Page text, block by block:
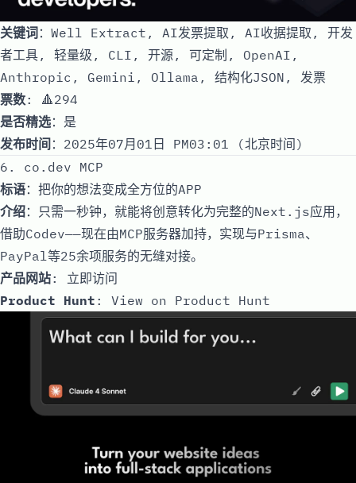
关键词：Well Extract, AI发票提取, AI收据提取, 开发
者工具, 轻量级, CLI, 开源, 可定制, OpenAI,
Anthropic, Gemini, Ollama, 结构化JSON, 发票
票数: 🔺294
是否精选：是
发布时间 ：2025年07月01日 PM03:01 (北京时间)
6. co.dev MCP
标语：把你的想法变成全方位的APP
介绍：只需一秒钟，就能将创意转化为完整的Next.js应用，
借助Codev——现在由MCP服务器加持，实现与Prisma、
PayPal等25余项服务的无缝对接。
产品网站: 立即访问
Product Hunt : View on Product Hunt